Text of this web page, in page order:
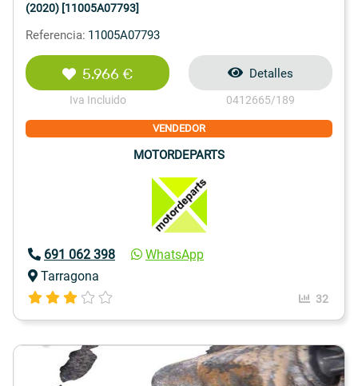
(2020) [11005A07793]
Referencia: 11005A07793
5.966 €
Iva Incluido
Detalles
0412665/189
VENDEDOR
MOTORDEPARTS
691 062 398
WhatsApp
Tarragona
32